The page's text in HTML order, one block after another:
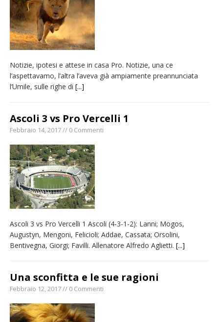
provvisoria»
La Pro verso l’avvio della Stagione
La Regione stanzia oltre 38mila euro per il
carnevale di Santhià. La soddisfazione della
Pro Loco
Dieci anni fa l’ingresso a Vercelli
dell’arcivescovo mons. Marco Arnolfo
Notizie, ipotesi e attese in casa Pro. Notizie, una ce
l’aspettavamo, l’altra l’aveva già ampiamente preannunciata
l’Umile, sulle righe di [...]
Ascoli 3 vs Pro Vercelli 1
Febbraio 14, 2017 // 0 Commenti
Ascoli 3 vs Pro Vercelli 1 Ascoli (4-3-1-2): Lanni; Mogos,
Augustyn, Mengoni, Felicioli; Addae, Cassata; Orsolini,
Bentivegna, Giorgi; Favilli. Allenatore Alfredo Aglietti. [...]
Una sconfitta e le sue ragioni
Febbraio 12, 2017 // 0 Commenti